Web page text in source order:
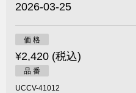
2026-03-25
価 格
¥2,420 (税込)
品 番
UCCV-41012